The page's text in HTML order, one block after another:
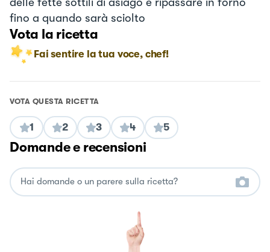
fino a quando sarà sciolto
Vota la ricetta
Fai sentire la tua voce, chef!
VOTA QUESTA RICETTA
1 2 3 4 5
Domande e recensioni